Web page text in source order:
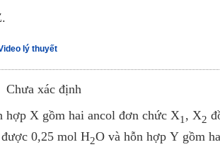
lý thuyết
Chưa xác định
hợp X gồm hai ancol đơn chức X1 , X2
0,25 mol H2O và hỗn hợp Y gồm